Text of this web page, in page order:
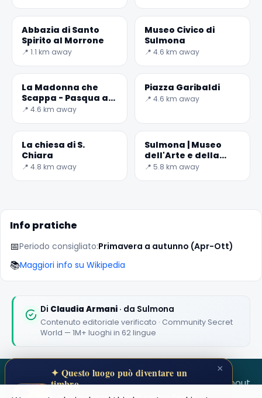
Abbazia di Santo
Spirito al Morrone
📍 1.1 km away
Museo Civico di
Sulmona
📍 4.6 km away
La Madonna che
Scappa - Pasqua a
Sulmona
📍 4.6 km away
Piazza Garibaldi
📍 4.6 km away
La chiesa di S.
Chiara
📍 4.8 km away
Sulmona | Museo
dell'Arte e della
Tecnologia
📍 5.8 km away
Info pratiche
📅Periodo consigliato:Primavera a autunno (Apr-Ott)
📚Maggiori info su Wikipedia
Di Claudia Armani · da Sulmona
Contenuto editoriale verificato · Community Secret
World — 1M+ luoghi in 62 lingue
SECRET WORLD TermsPrivacyAbout
★★★★★
1,000,000+ places in your pocket. Free. ×
✦ Questo luogo può diventare un
timbro